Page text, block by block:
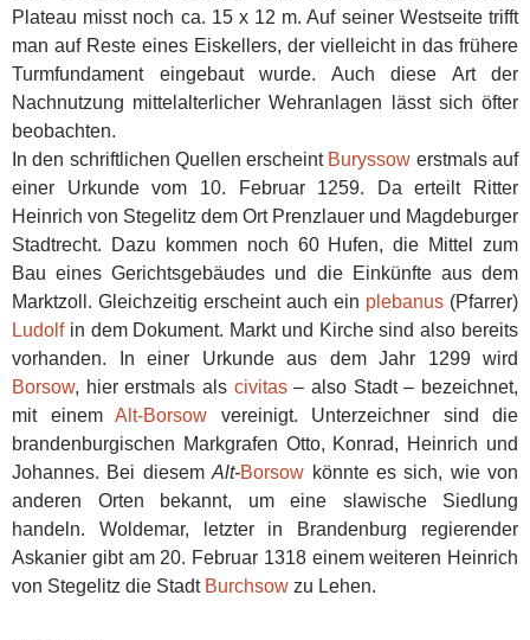
Plateau misst noch ca. 15 x 12 m. Auf seiner Westseite trifft
man auf Reste eines Eiskellers, der vielleicht in das frühere
Turmfundament eingebaut wurde. Auch diese Art der
Nachnutzung mittelalterlicher Wehranlagen lässt sich öfter
beobachten.
In den schriftlichen Quellen erscheint Buryssow erstmals auf
einer Urkunde vom 10. Februar 1259. Da erteilt Ritter
Heinrich von Stegelitz dem Ort Prenzlauer und Magdeburger
Stadtrecht. Dazu kommen noch 60 Hufen, die Mittel zum
Bau eines Gerichtsgebäudes und die Einkünfte aus dem
Marktzoll. Gleichzeitig erscheint auch ein plebanus (Pfarrer)
Ludolf in dem Dokument. Markt und Kirche sind also bereits
vorhanden. In einer Urkunde aus dem Jahr 1299 wird
Borsow, hier erstmals als civitas– also Stadt – bezeichnet,
mit einem Alt-Borsow vereinigt. Unterzeichner sind die
brandenburgischen Markgrafen Otto, Konrad, Heinrich und
Johannes. Bei diesemAlt-Borsow könnte es sich, wie von
anderen Orten bekannt, um eine slawische Siedlung
handeln. Woldemar, letzter in Brandenburg regierender
Askanier gibt am 20. Februar 1318 einem weiteren Heinrich
von Stegelitz die Stadt Burchsow zu Lehen.